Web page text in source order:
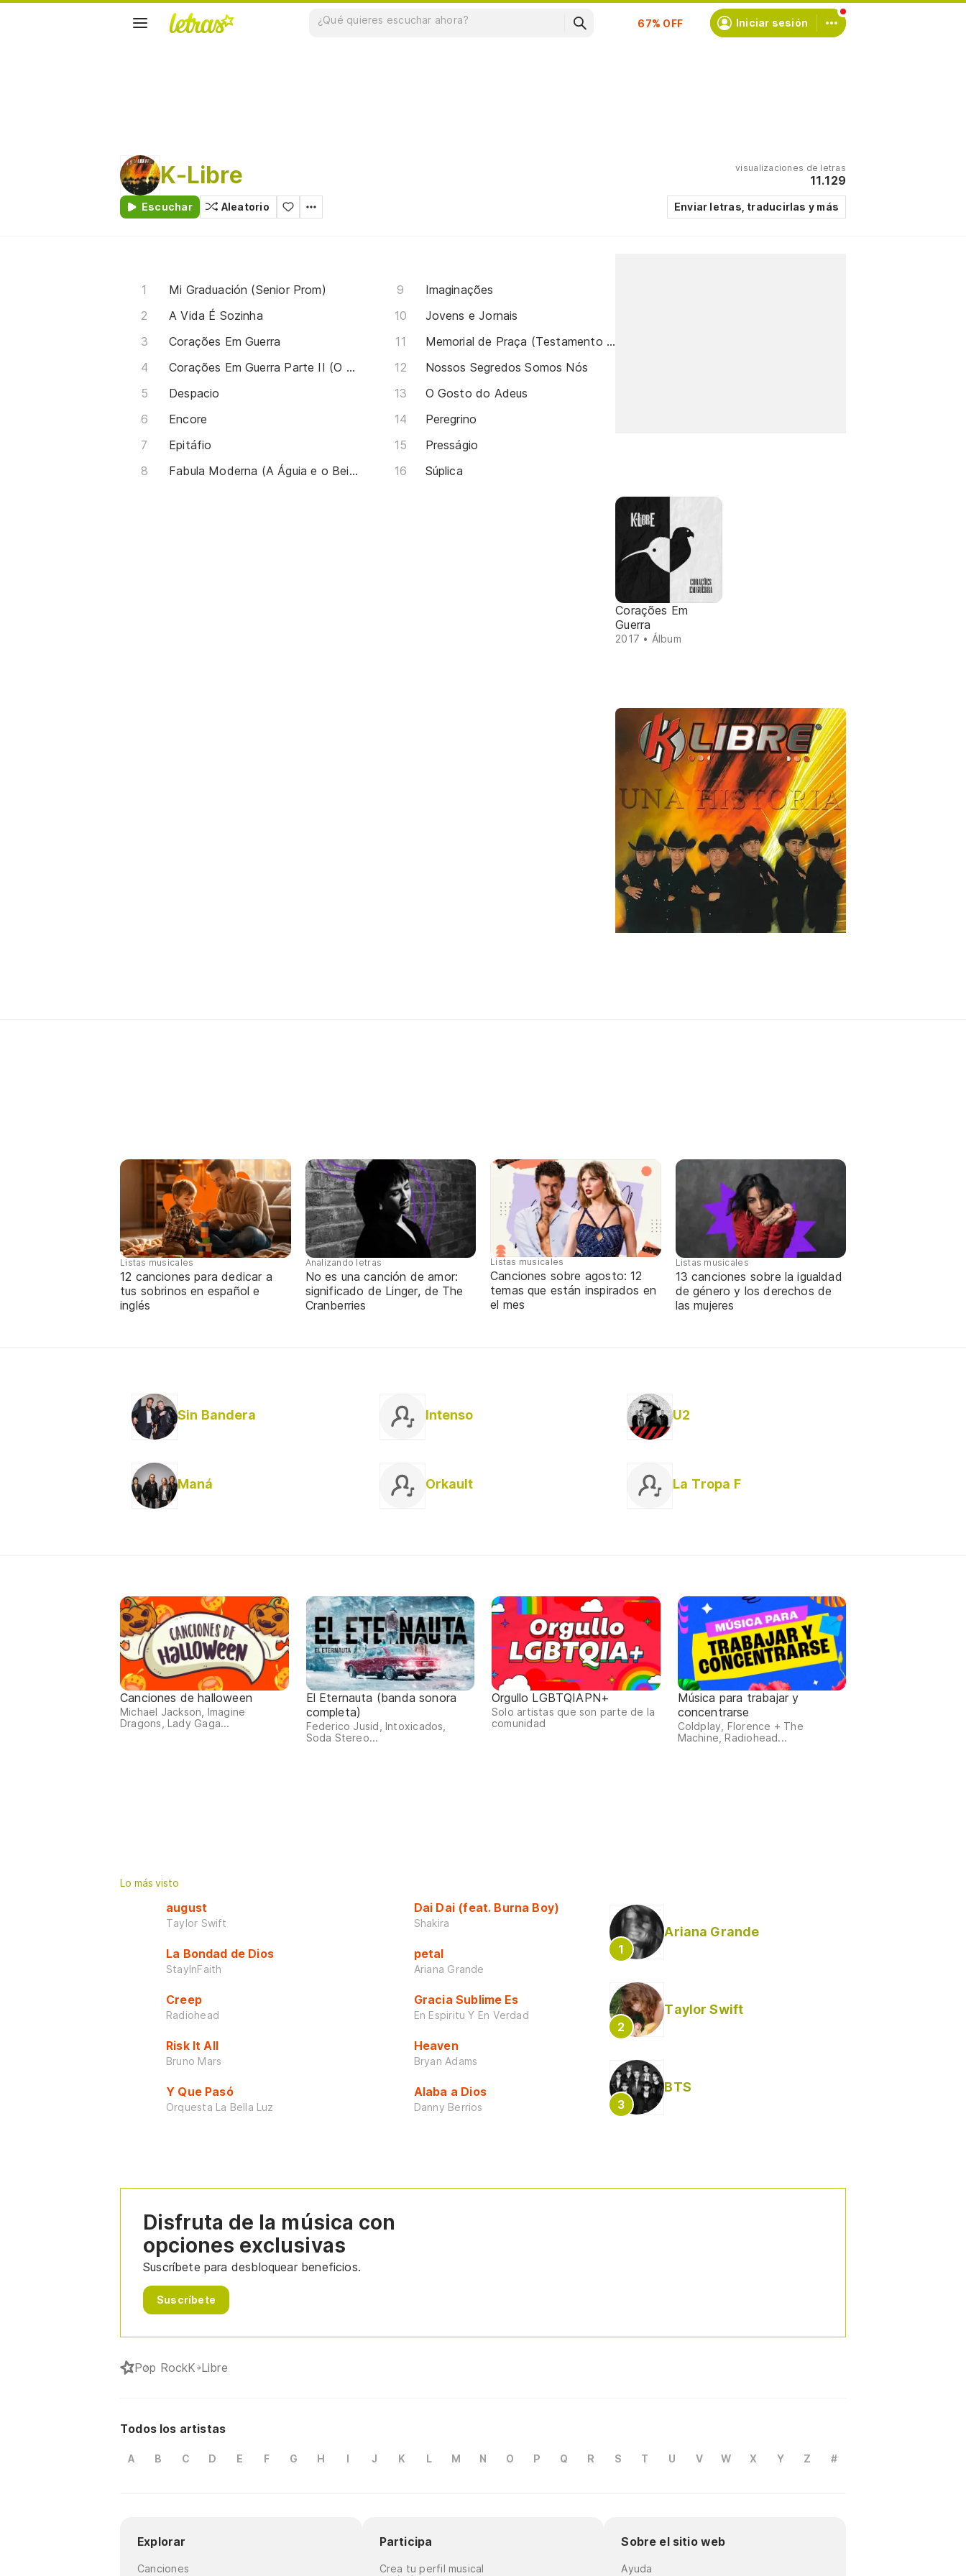
Suscríbete Iniciar sesión
K-Libre
Escuchar Aleatorio
visualizaciones de letras
11.129
Enviar letras, traducirlas y más
Mi Graduación (Senior Prom)
A Vida É Sozinha
Corações Em Guerra
Corações Em Guerra Parte II (O Forte)
Despacio
Encore
Epitáfio
Fabula Moderna (A Águia e o Beija-flor)
Imaginações
Jovens e Jornais
Memorial de Praça (Testamento Sem Testemunha)
Nossos Segredos Somos Nós
O Gosto do Adeus
Peregrino
Presságio
Súplica
Corações Em
Guerra
2017 • Álbum
Listas musicales
12 canciones para dedicar a
tus sobrinos en español e
inglés
Analizando letras
No es una canción de amor:
significado de Linger, de The
Cranberries
Listas musicales
Canciones sobre agosto: 12
temas que están inspirados en
el mes
Listas musicales
13 canciones sobre la igualdad
de género y los derechos de
las mujeres
Sin Bandera Intenso U2
Maná Orkault La Tropa F
Canciones de halloween
Michael Jackson, Imagine
Dragons, Lady Gaga...
El Eternauta (banda sonora
completa)
Federico Jusid, Intoxicados,
Soda Stereo...
Orgullo LGBTQIAPN+
Solo artistas que son parte de la
comunidad
Música para trabajar y
concentrarse
Coldplay, Florence + The
Machine, Radiohead...
Lo más visto
august
Taylor Swift
La Bondad de Dios
StayInFaith
Creep
Radiohead
Risk It All
Bruno Mars
Y Que Pasó
Orquesta La Bella Luz
Dai Dai (feat. Burna Boy)
Shakira
petal
Ariana Grande
Gracia Sublime Es
En Espiritu Y En Verdad
Heaven
Bryan Adams
Alaba a Dios
Danny Berrios
Ariana Grande
Taylor Swift
BTS
Disfruta de la música con
opciones exclusivas
Suscríbete para desbloquear beneficios.
Suscríbete
Pop RockK-Libre
Todos los artistas
A B C D E F G H I J K L M N O P Q R S T U V W X Y Z #
Explorar
Canciones
Participa
Crea tu perfil musical
Sobre el sitio web
Ayuda